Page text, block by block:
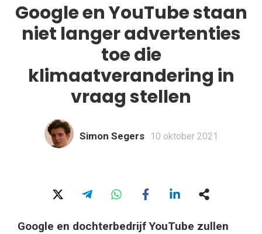
Google en YouTube staan
niet langer advertenties
toe die
klimaatverandering in
vraag stellen
Simon Segers 10 oktober 2021
Google en dochterbedrijf YouTube zullen